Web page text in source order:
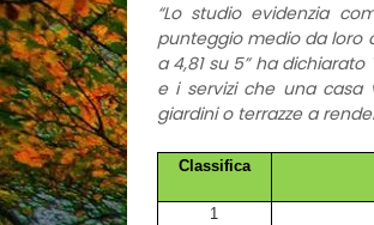
“Lo studio evidenzia
punteggio medio da loro
a 4,81 su 5” ha
e i servizi che una casa
giardini o terrazze a
Classifica
1